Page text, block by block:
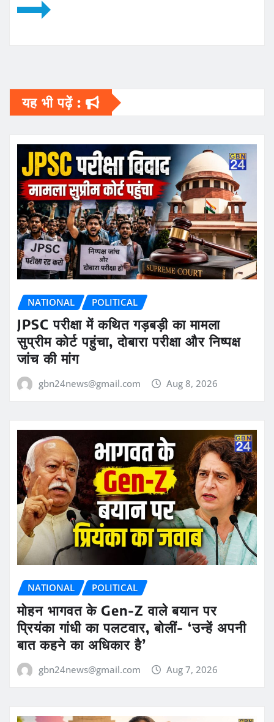
यह भी पढ़ें :
NATIONAL POLITICAL
JPSC परीक्षा में कथित गड़बड़ी का मामला
सुप्रीम कोर्ट पहुंचा, दोबारा परीक्षा और निष्पक्ष
जांच की मांग
gbn24news@gmail.com Aug 8, 2026
NATIONAL POLITICAL
मोहन भागवत के Gen-Z वाले बयान पर
प्रियंका गांधी का पलटवार, बोलीं- ‘उन्हें अपनी
बात कहने का अधिकार है’
gbn24news@gmail.com Aug 7, 2026